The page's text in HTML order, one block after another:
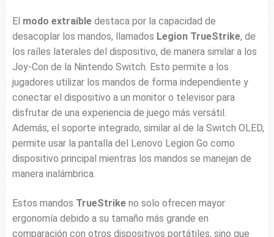
El modo extraíble destaca por la capacidad de
desacoplar los mandos, llamados Legion TrueStrike, de
los raíles laterales del dispositivo, de manera similar a los
Joy-Con de la Nintendo Switch. Esto permite a los
jugadores utilizar los mandos de forma independiente y
conectar el dispositivo a un monitor o televisor para
disfrutar de una experiencia de juego más versátil.
Además, el soporte integrado, similar al de la Switch OLED,
permite usar la pantalla del Lenovo Legion Go como
dispositivo principal mientras los mandos se manejan de
manera inalámbrica.
Estos mandos TrueStrike no solo ofrecen mayor
ergonomía debido a su tamaño más grande en
comparación con otros dispositivos portátiles, sino que